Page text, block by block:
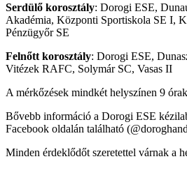
Serdülő korosztály: Dorogi ESE,
Akadémia, Központi Sportiskola SE I,
Pénzügyőr SE
Felnőtt korosztály: Dorogi ESE,
Vitézek RAFC, Solymár SC, Vasas II
A mérkőzések mindkét helyszínen 9
Bővebb információ a Dorogi ESE
Facebook oldalán található
Minden érdeklődőt szeretettel várnak a